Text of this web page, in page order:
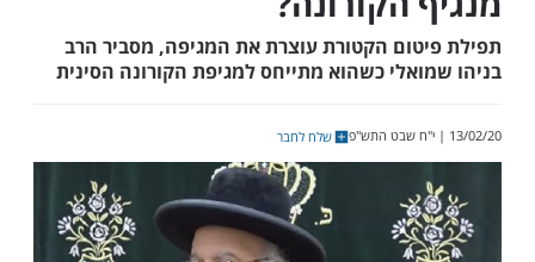
שמואלי: כיצד נינצל
הקורונה?
הקטורת עוצרת את המגיפה, מסביר הרב
כשהוא מתייחס למגיפת הקורונה הסינית
שלח לחבר